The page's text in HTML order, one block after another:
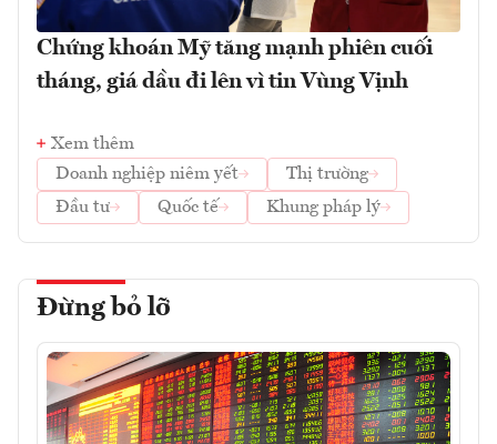
Chứng khoán Mỹ tăng mạnh phiên cuối
tháng, giá dầu đi lên vì tin Vùng Vịnh
Xem thêm
Doanh nghiệp niêm yết
Thị trường
Đầu tư
Quốc tế Khung pháp lý
Đừng bỏ lỡ